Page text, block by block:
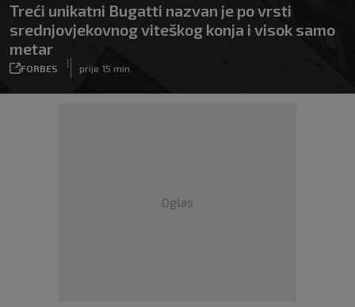
Treći unikatni Bugatti nazvan je po vrsti
srednjovjekovnog viteškog konja i visok samo
metar
FORBES
|
prije 15 min.
Oglas